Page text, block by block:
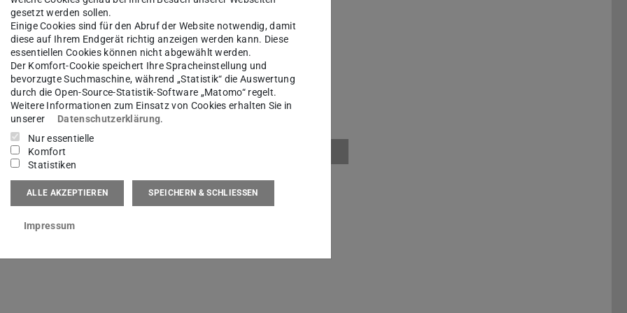
Strom- und Wärmenetzen sowie die Nutzung
Abschließend setzteTeilprojekt 7die
Anwendungsfälle um und testete deren
um die Umsetzbarkeit in
gesetzt werden sollen.
Einige Cookies sind für den Abruf der Website notwendig, damit
diese auf Ihrem Endgerät richtig anzeigen werden kann. Diese
essentiellen Cookies können nicht abgewählt werden.
Der Komfort-Cookie speichert Ihre Spracheinstellung und
bevorzugte Suchmaschine, während „Statistik“ die Auswertung
durch die Open-Source-Statistik-Software „Matomo“ regelt.
Weitere Informationen zum Einsatz von Cookies erhalten Sie in
unserer
Datenschutzerklärung.
Nur essentielle
Komfort
Statistiken
ALLE AKZEPTIEREN SPEICHERN & SCHLIESSEN
Impressum